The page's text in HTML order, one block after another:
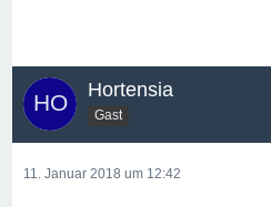
Hortensia
Gast
11. Januar 2018 um 12:42